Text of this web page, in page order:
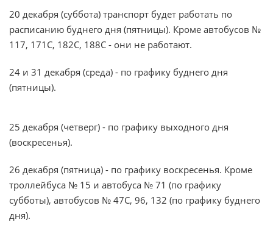
20 декабря (суббота) транспорт будет работать по
расписанию буднего дня (пятницы). Кроме автобусов №
117, 171С, 182С, 188С - они не работают.
24 и 31 декабря (среда) - по графику буднего дня
(пятницы).
25 декабря (четверг) - по графику выходного дня
(воскресенья).
26 декабря (пятница) - по графику воскресенья. Кроме
троллейбуса № 15 и автобуса № 71 (по графику
субботы), автобусов № 47С, 96, 132 (по графику буднего
дня).